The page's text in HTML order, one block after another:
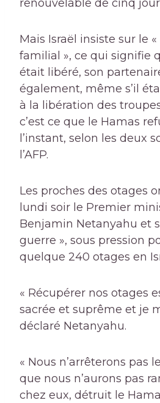
renouvelable de cinq
Mais Israël insiste sur le
familial », ce qui signifie
était libéré, son
également, même s’il
à la libération des
c’est ce que le Hamas
l’instant, selon les deux
l’AFP.
Les proches des otages
lundi soir le Premier
Benjamin Netanyahu et
guerre », sous pression
quelque 240 otages en
« Récupérer nos otages
sacrée et suprême et je
déclaré Netanyahu.
« Nous n’arrêterons pas
que nous n’aurons pas
chez eux, détruit le